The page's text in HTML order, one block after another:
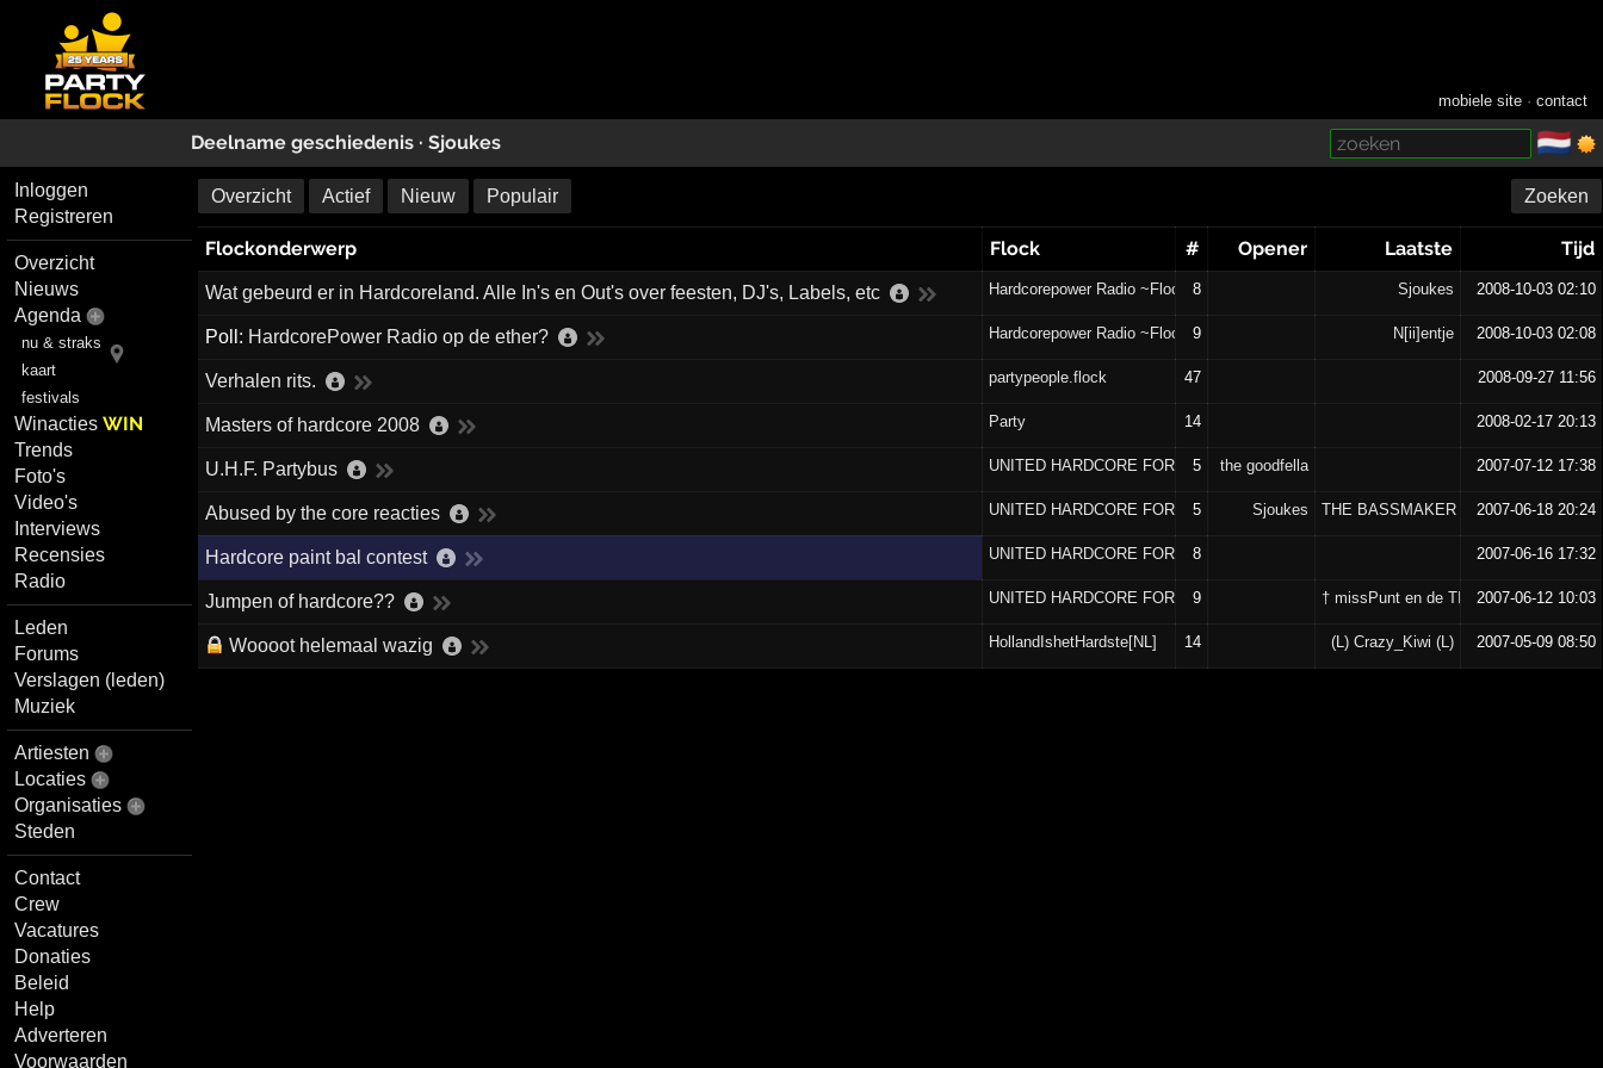
mobiele site ·contact
Deelname geschiedenis · Sjoukes 🇳🇱
Inloggen
Registreren
Overzicht
Nieuws
Agenda
nu & straks
kaart
festivals
WinactiesWIN
Trends
Foto's
Video's
Interviews
Recensies
Radio
Leden
Forums
Verslagen (leden)
Muziek
Artiesten
Locaties
Organisaties
Steden
Contact
Crew
Vacatures
Donaties
Beleid
Help
Adverteren
Voorwaarden
Overzicht Actief Nieuw Populair Zoeken
Flockonderwerp Flock # Opener Laatste Tijd
Wat gebeurd er in Hardcoreland. Alle In's en Out's over feesten, DJ's, Labels, etc Hardcorepower Radio ~Flock~8 Sjoukes 2008-10-03 02:10
Poll: HardcorePower Radio op de ether? Hardcorepower Radio ~Flock~9 N[ii]entje 2008-10-03 02:08
Verhalen rits. partypeople.flock 47 2008-09-27 11:56
Masters of hardcore 2008 Party 14 2008-02-17 20:13
U.H.F. Partybus UNITED HARDCORE FORCES
5 the goodfella 2007-07-12 17:38
Abused by the core reacties UNITED HARDCORE FORCES
5 Sjoukes THE BASSMAKER 2007-06-18 20:24
Hardcore paint bal contest UNITED HARDCORE FORCES
8 2007-06-16 17:32
Jumpen of hardcore?? UNITED HARDCORE FORCES
9 † missPunt en de TITAtoverbuis †
2007-06-12 10:03
Woooot helemaal wazig HollandIshetHardste[NL] 14 (L) Crazy_Kiwi (L) 2007-05-09 08:50